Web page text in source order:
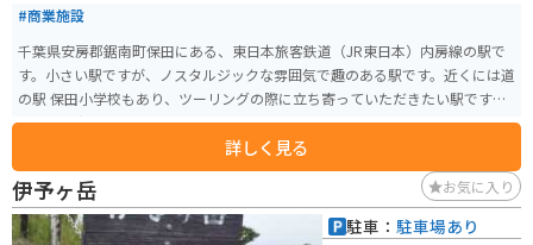
#商業施設
千葉県安房郡鋸南町保田にある、東日本旅客鉄道（JR東日本）内房線の駅で
す。小さい駅ですが、ノスタルジックな雰囲気で趣のある駅です。近くには道
の駅 保田小学校もあり、ツーリングの際に立ち寄っていただきたい駅です。
利用者も少ないので、バイクは停めやすいです。
詳しく見る
伊予ヶ岳 お気に入り
駐車： 駐車場あり